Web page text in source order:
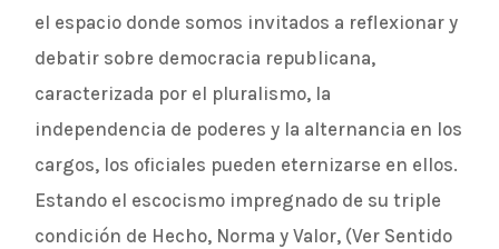
el espacio donde somos invitados a reflexionar y
debatir sobre democracia republicana,
caracterizada por el pluralismo, la
independencia de poderes y la alternancia en los
cargos, los oficiales pueden eternizarse en ellos.
Estando el escocismo impregnado de su triple
condición de Hecho, Norma y Valor, (Ver Sentido